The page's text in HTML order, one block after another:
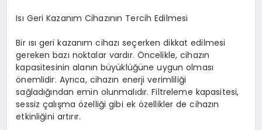
Isı Geri Kazanım Cihazının Tercih Edilmesi
Bir ısı geri kazanım cihazı seçerken dikkat edilmesi
gereken bazı noktalar vardır. Öncelikle, cihazın
kapasitesinin alanın büyüklüğüne uygun olması
önemlidir. Ayrıca, cihazın enerji verimliliği
sağladığından emin olunmalıdır. Filtreleme kapasitesi,
sessiz çalışma özelliği gibi ek özellikler de cihazın
etkinliğini artırır.